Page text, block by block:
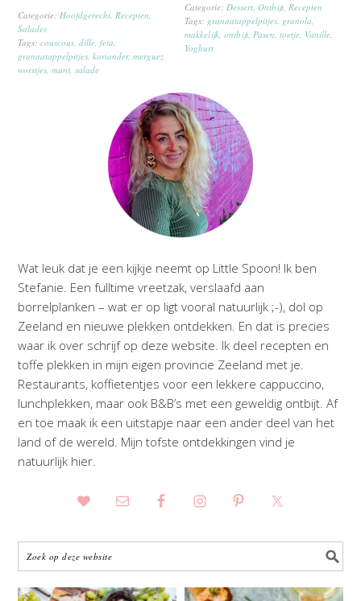
Categorie:Hoofdgerecht,Recepten,
Salades
Tags:couscous,dille,feta,
granaatappelpitjes,koriander,merguez
worstjes,munt,salade
Categorie:Dessert,Ontbijt,Recepten
Tags: granaatappelpitjes, granola,
makkelijk,ontbijt,Pasen,toetje, Vanille,
Yoghurt
Wat leuk dat je een kijkje neemt op Little Spoon! Ik ben
Stefanie. Een fulltime vreetzak, verslaafd aan
borrelplanken – wat er op ligt vooral natuurlijk ;-), dol op
Zeeland en nieuwe plekken ontdekken. En dat is precies
waar ik over schrijf op deze website. Ik deel recepten en
toffe plekken in mijn eigen provincie Zeeland met je.
Restaurants, koffietentjes voor een lekkere cappuccino,
lunchplekken, maar ook B&B’s met een geweldig ontbijt. Af
en toe maak ik een uitstapje naar een ander deel van het
land of de wereld. Mijn tofste ontdekkingen vind je
natuurlijk hier.